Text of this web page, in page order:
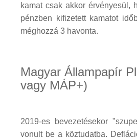
kamat csak akkor érvényesül,
pénzben kifizetett kamatot
méghozzá 3 havonta.
Magyar Állampapír
vagy MÁP+)
2019-es bevezetésekor
vonult be a köztudatba.